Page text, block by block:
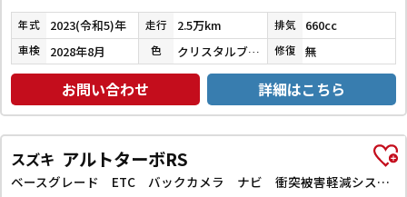
年式 2023(令和5)年 走行 2.5万km 排気 660cc
車検 2028年8月 色 クリスタルブラックパール 修復 無
お問い合わせ 詳細はこちら
スズキ アルトターボRS
ベースグレード ETC バックカメラ ナビ 衝突被害軽減システム オートライト HID スマートキー アイドリングストップ 電動格納ミラー シートヒーター AT 盗難防止システム ABS ESC アルミホイール